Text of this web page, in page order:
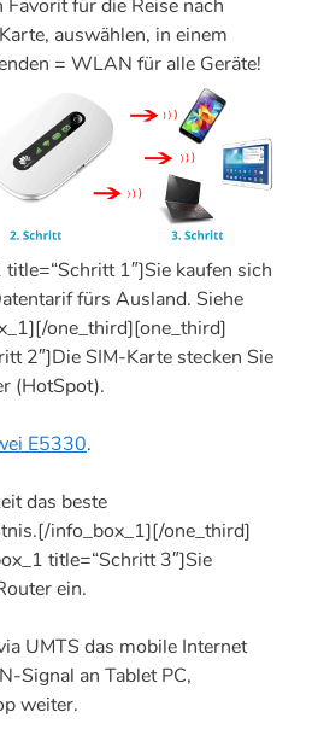
für die Reise nach
auswählen, in einem
= WLAN für alle Geräte!
1″]Sie kaufen sich
fürs Ausland. Siehe
one_third][one_third]
2″]Die SIM-Karte stecken Sie
(HotSpot).
E5330.
das beste
info_box_1][/one_third]
title=“Schritt 3″]Sie
ein.
UMTS das mobile Internet
Signal an Tablet PC,
weiter.